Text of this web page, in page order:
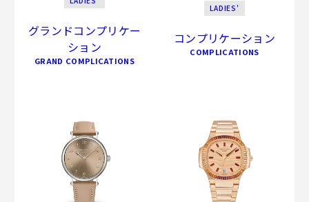
グランドコンプリケー
ション
GRAND COMPLICATIONS
LADIES'
コンプリケーション
COMPLICATIONS